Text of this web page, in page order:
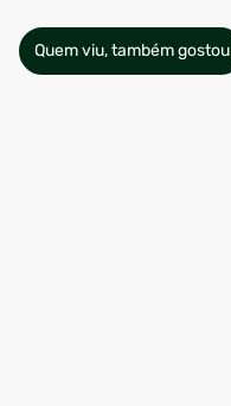
Quem viu, também gostou